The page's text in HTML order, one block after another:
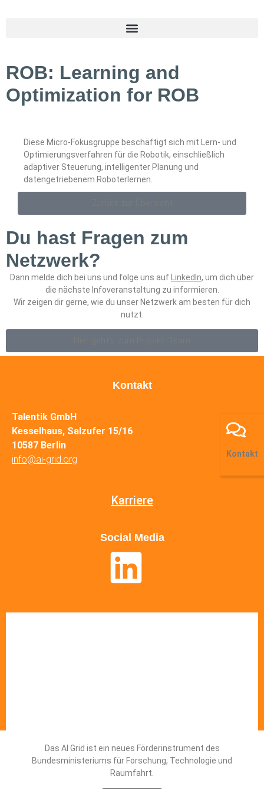
ROB: Learning and
Optimization for ROB
Diese Micro-Fokusgruppe beschäftigt sich mit Lern- und
Optimierungsverfahren für die Robotik, einschließlich
adaptiver Steuerung, intelligenter Planung und
datengetriebenem Roboterlernen.
Du hast Fragen zum
Netzwerk?
Dann melde dich bei uns und folge uns auf LinkedIn, um dich über
die nächste Infoveranstaltung zu informieren.
Wir zeigen dir gerne, wie du unser Netzwerk am besten für dich
nutzt.
Kontakt
Talentik GmbH
Kesselhaus, Salzufer 15/16
10587 Berlin
info@ai-grid.org
Karriere
Social Media
Das AI Grid ist ein neues Förderinstrument des
Bundesministeriums für ­Forschung, Technologie und
Raumfahrt.
Kontakt